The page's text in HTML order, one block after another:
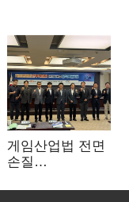
게임산업법 전면
손질
규제 걷고